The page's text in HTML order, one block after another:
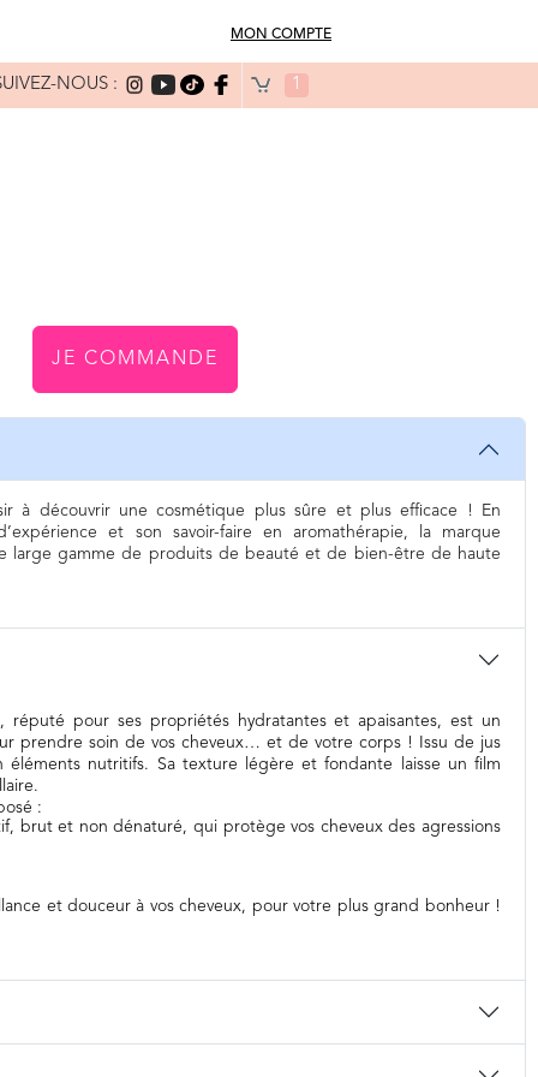
MON COMPTE
NOUS : 1
JE COMMANDE
à découvrir une cosmétique plus sûre et plus efficace ! En
et son savoir-faire en aromathérapie, la marque
large gamme de produits de beauté et de bien-être de haute
réputé pour ses propriétés hydratantes et apaisantes, est un
prendre soin de vos cheveux… et de votre corps ! Issu de jus
éléments nutritifs. Sa texture légère etfondante laisse un film
:
brut et non dénaturé, qui protège vos cheveux des agressions
et douceur à vos cheveux, pour votre plus grand bonheur !